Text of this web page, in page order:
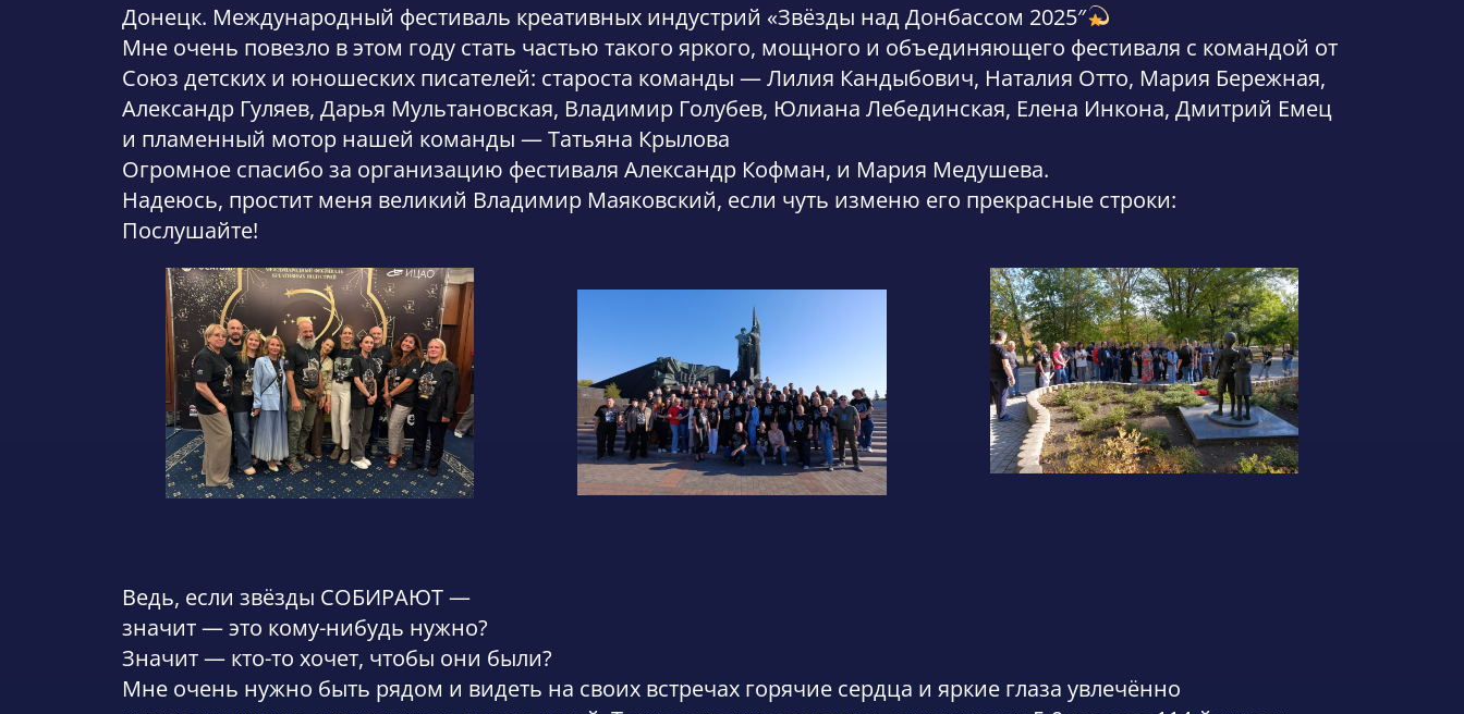
Донецк. Международный фестиваль креативных индустрий «Звёзды над Донбассом 2025″
Мне очень повезло в этом году стать частью такого яркого, мощного и объединяющего фестиваля с командой от
Союз детских и юношеских писателей: староста команды — Лилия Кандыбович, Наталия Отто, Мария Бережная,
Александр Гуляев, Дарья Мультановская, Владимир Голубев, Юлиана Лебединская, Елена Инкона, Дмитрий Емец
и пламенный мотор нашей команды — Татьяна Крылова
Огромное спасибо за организацию фестиваля Александр Кофман, и Мария Медушева.
Надеюсь, простит меня великий Владимир Маяковский, если чуть изменю его прекрасные строки:
Послушайте!
Ведь, если звёзды СОБИРАЮТ —
значит — это кому-нибудь нужно?
Значит — кто-то хочет, чтобы они были?
Мне очень нужно быть рядом и видеть на своих встречах горячие сердца и яркие глаза увлечённо